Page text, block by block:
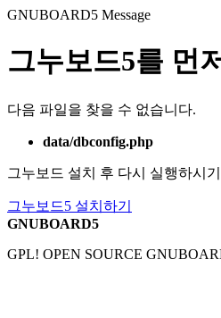
GNUBOARD5 Message
그누보드5를 먼
다음 파일을 찾을 수 없습니다.
data/dbconfig.php
그누보드 설치 후 다시 실행하시
그누보드5 설치하기
GNUBOARD5
GPL! OPEN SOURCE